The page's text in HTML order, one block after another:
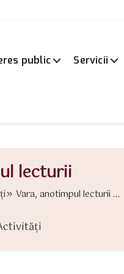
public
Servicii
lecturii
Vara, anotimpul lecturii ...